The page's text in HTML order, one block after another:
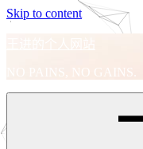
Skip to content
王进的个人网站
NO PAINS, NO GAINS.